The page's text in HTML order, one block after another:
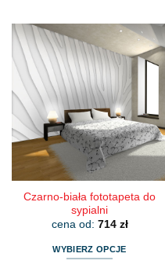
wiele
wariantów.
Opcje
można
wybrać
na
stronie
produktu
Czarno-biała fototapeta do
sypialni
cena od: 714 zł
WYBIERZ OPCJE